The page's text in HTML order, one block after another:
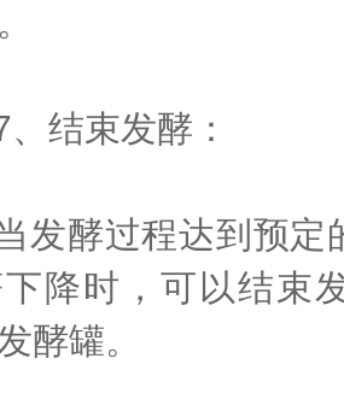
束发酵：
酵过程达到预定
降时，可以结束
酵罐。